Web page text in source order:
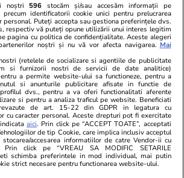
chic: Cum ne
să ne reinventăm
Advertorial
Înscrie-te
voucher de
noștri 596 stocăm și/sau accesăm informații pe
identificatorii cookie unici pentru prelucrarea
personal. Puteți accepta sau gestiona preferințele dvs.
respectiv vă puteți opune utilizării unui interes legitim
pagina cu politica de confidențialitate. Aceste alegeri
noștri și nu vă vor afecta navigarea. Mai
(retelele de socializare si agentiile de publicitate
si furnizorii nostri de servicii de date analitice)
a permite website-ului sa functioneze, pentru a
si anunturile publicitare afisate in functie de
dvs., pentru a va oferi functionalitati aferente
si pentru a analiza traficul pe website. Beneficiati
de art. 15-22 din GDPR in legatura cu
cu caracter personal. Aceste drepturi pot fi exercitate
aici. Prin click pe “ACCEPT TOATE”, acceptati
de tip Cookie, care implica inclusiv acceptul
accesarea informatiilor de catre Vendor-ii cu
Prin click pe “VREAU SA MODIFIC SETARILE
schimba preferintele in mod individual, mai putin
strict necesare pentru functionarea website-ului.